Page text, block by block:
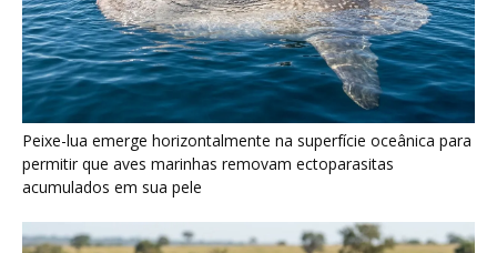
Seriema utiliza pernas longas e arremessa serpentes contra
rochas para subjugar presas peçonhentas nos campos